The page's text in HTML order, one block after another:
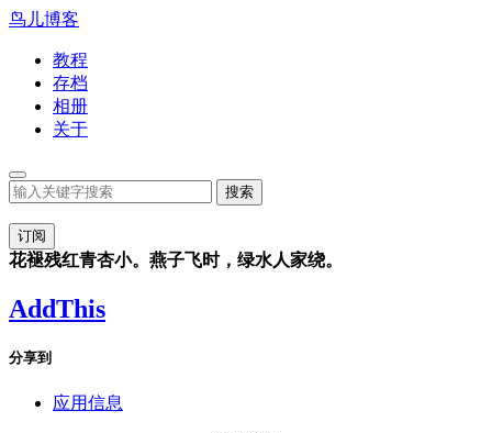
鸟儿博客
教程
存档
相册
关于
订阅
花褪残红青杏小。燕子飞时，绿水人家绕。
AddThis
分享到
应用信息